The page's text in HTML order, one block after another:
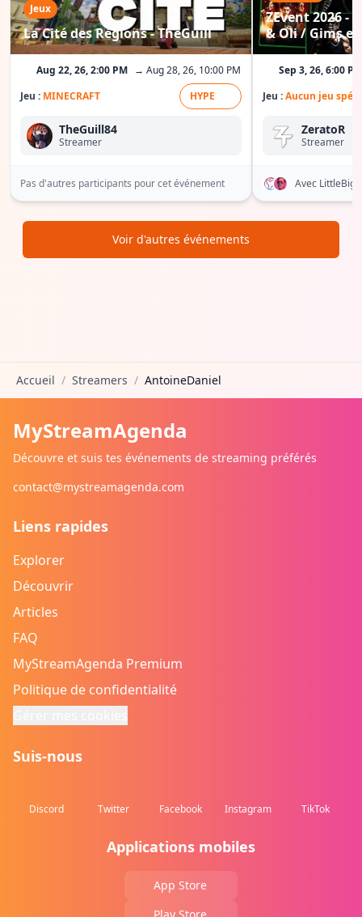
Jeux
La Cité des Régions - TheGuill
Aug 22, 26, 2:00 PM → Aug 28, 26, 10:00 PM
Jeu : MINECRAFT HYPE
TheGuill84
Streamer
Pas d'autres participants pour cet événement
ZEvent 2026 -
& Oli / Gims
Sep 3, 26, 6:00 PM
Jeu :Aucun jeu
ZeratoR
Streamer
Avec
Voir d'autres événements
Accueil / Streamers / AntoineDaniel
MyStreamAgenda
Découvre et suis tes événements de streaming préférés
contact@mystreamagenda.com
Liens rapides
Explorer
Découvrir
Articles
FAQ
MyStreamAgenda Premium
Politique de confidentialité
Suis-nous
Discord Twitter Facebook Instagram TikTok
Applications mobiles
App Store